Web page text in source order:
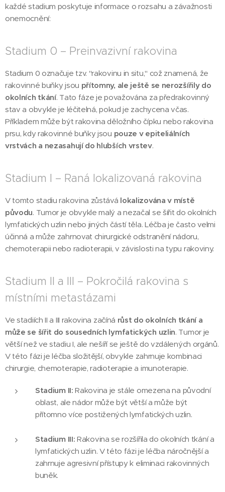
každé stadium poskytuje informace o rozsahu a závažnosti
onemocnění:
Stadium 0 – Preinvazivní rakovina
Stadium 0 označuje tzv. "rakovinu in situ," což znamená, že
rakovinné buňky jsou přítomny, ale ještě se nerozšířily do
okolních tkání. Tato fáze je považována za předrakovinný
stav a obvykle je léčitelná, pokud je zachycena včas.
Příkladem může být rakovina děložního čípku nebo rakovina
prsu, kdy rakovinné buňky jsou pouze v epiteliálních
vrstvách a nezasahují do hlubších vrstev.
Stadium I – Raná lokalizovaná rakovina
V tomto stadiu rakovina zůstává lokalizována v místě
původu. Tumor je obvykle malý a nezačal se šířit do okolních
lymfatických uzlin nebo jiných částí těla. Léčba je často velmi
účinná a může zahrnovat chirurgické odstranění nádoru,
chemoterapii nebo radioterapii, v závislosti na typu rakoviny.
Stadium II a III – Pokročilá rakovina s
místními metastázami
Ve stadiích II a III rakovina začíná růst do okolních tkání a
může se šířit do sousedních lymfatických uzlin. Tumor je
větší než ve stadiu I, ale nešíří se ještě do vzdálených orgánů.
V této fázi je léčba složitější, obvykle zahrnuje kombinaci
chirurgie, chemoterapie, radioterapie a imunoterapie.
Stadium II: Rakovina je stále omezena na původní
oblast, ale nádor může být větší a může být
přítomno více postižených lymfatických uzlin.
Stadium III: Rakovina se rozšířila do okolních tkání a
lymfatických uzlin. V této fázi je léčba náročnější a
zahrnuje agresivní přístupy k eliminaci rakovinných
buněk.